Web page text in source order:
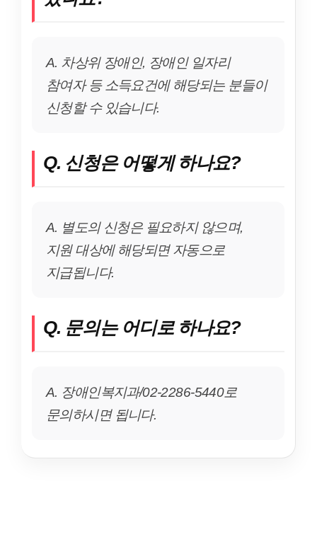
A. 차상위 장애인, 장애인 일자리
참여자 등 소득요건에 해당되는 분들이
신청할 수 있습니다.
Q. 신청은 어떻게 하나요?
A. 별도의 신청은 필요하지 않으며,
지원 대상에 해당되면 자동으로
지급됩니다.
Q. 문의는 어디로 하나요?
A. 장애인복지과/02-2286-5440로
문의하시면 됩니다.